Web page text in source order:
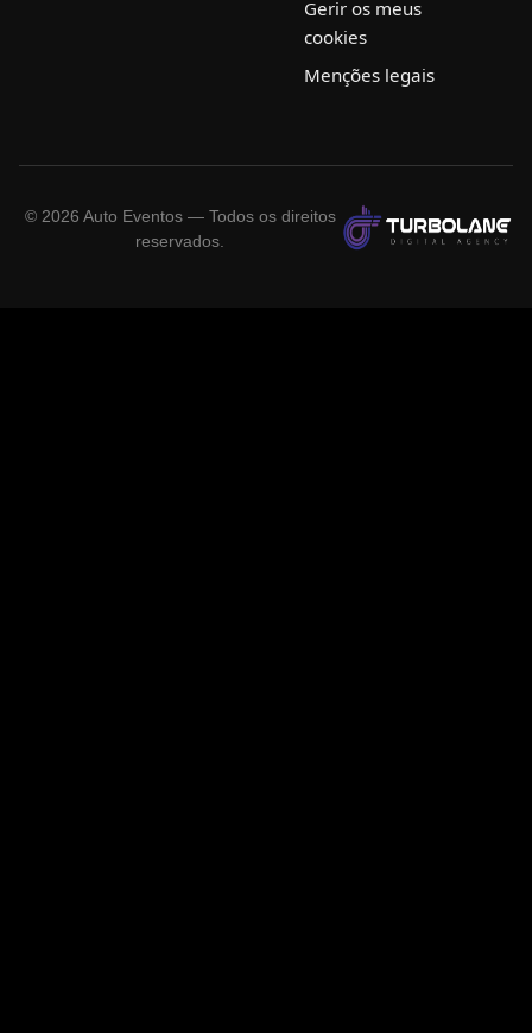
Gerir os meus
cookies
Menções legais
© 2026 Auto Eventos — Todos os direitos
reservados.